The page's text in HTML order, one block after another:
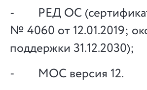
- РЕД ОС (сертификат
№ 4060 от 12.01.2019;
поддержки 31.12.2030);
- МОС версия 12.